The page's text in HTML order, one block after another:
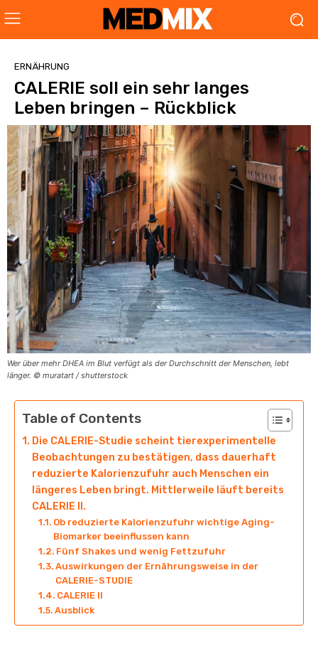
ERNÄHRUNG
CALERIE soll ein sehr langes
Leben bringen – Rückblick
Wer über mehr DHEA im Blut verfügt als der Durchschnitt der Menschen, lebt
länger. © muratart / shutterstock
Table of Contents
Die CALERIE-Studie scheint tierexperimentelle
Beobachtungen zu bestätigen, dass dauerhaft
reduzierte Kalorienzufuhr auch Menschen ein
längeres Leben bringt. Mittlerweile läuft bereits
CALERIE II.
Ob reduzierte Kalorienzufuhr wichtige Aging-
Biomarker beeinflussen kann
Fünf Shakes und wenig Fettzufuhr
Auswirkungen der Ernährungsweise in der
CALERIE-STUDIE
CALERIE II
Ausblick